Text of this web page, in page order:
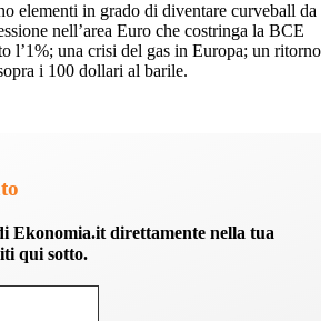
elementi in grado di diventare curveball da
nell’area Euro che costringa la BCE
l’1%; una crisi del gas in Europa; un ritorno
i 100 dollari al barile.
Ekonomia.it direttamente nella tua
qui sotto.